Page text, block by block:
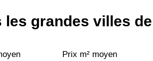
les grandes villes
Prix m² moyen